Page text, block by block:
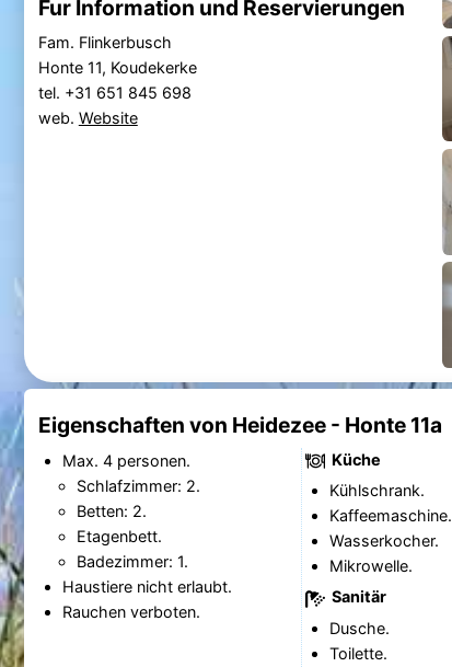
Fur Information und Reservierungen
Fam. Flinkerbusch
Honte 11, Koudekerke
tel. +31 651 845 698
web. Website
Eigenschaften von Heidezee - Honte 11a
Max. 4 personen.
Schlafzimmer: 2.
Betten: 2.
Etagenbett.
Badezimmer: 1.
Haustiere nicht erlaubt.
Rauchen verboten.
Küche
Kühlschrank.
Kaffeemaschine.
Wasserkocher.
Mikrowelle.
Sanitär
Dusche.
Toilette.